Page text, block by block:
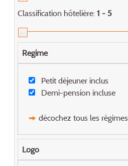
Classification hôtelière: 1 - 5
Regime
Petit déjeuner inclus
Demi-pension incluse
décochez tous les régimes
Logo